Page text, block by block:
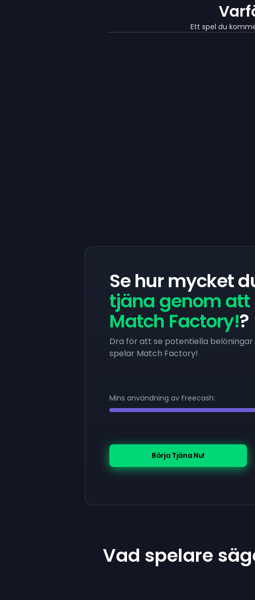
Ett spel du
Se hur mycket
tjäna genom att
Match Factory!?
Dra för att se potentiella belöningar
spelar Match Factory!
Mins användning av Freecash:
Börja Tjäna Nu!
Vad spelare